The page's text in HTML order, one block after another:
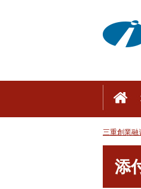
三重創業融
添